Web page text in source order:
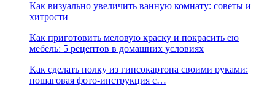
Как визуально увеличить ванную комнату: советы и
хитрости
Как приготовить меловую краску и покрасить ею
мебель: 5 рецептов в домашних условиях
Как сделать полку из гипсокартона своими руками:
пошаговая фото-инструкция с…